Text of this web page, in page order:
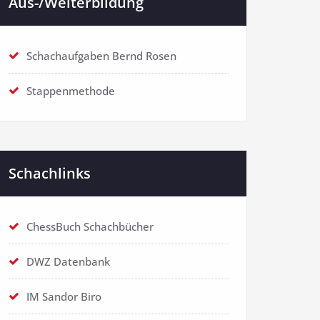
Schachaufgaben Bernd Rosen
Stappenmethode
Schachlinks
ChessBuch Schachbücher
DWZ Datenbank
IM Sandor Biro